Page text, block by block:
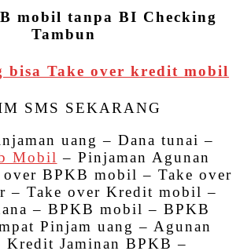
mobil tanpa BI Checking
Tambun
bisa Take over kredit mobil
SMS SEKARANG
uang – Dana tunai –
Mobil – Pinjaman Agunan
BPKB mobil – Take over
– Take over Kredit mobil –
– BPKB mobil – BPKB
Pinjam uang – Agunan
Kredit Jaminan BPKB –